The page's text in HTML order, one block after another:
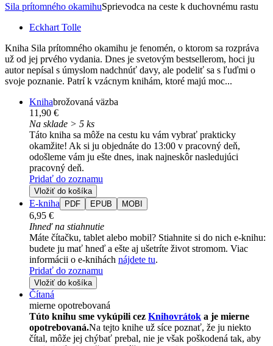
Sila prítomného okamihuSprievodca na ceste k duchovnému rastu
Eckhart Tolle
Kniha Sila prítomného okamihu je fenomén, o ktorom sa rozpráva
už od jej prvého vydania. Dnes je svetovým bestsellerom, hoci ju
autor nepísal s úmyslom nadchnúť davy, ale podeliť sa s ľuďmi o
svoje poznanie. Patrí k vzácnym knihám, ktoré majú moc...
Knihabrožovaná väzba
11,90 €
Na sklade > 5 ks
Táto kniha sa môže na cestu ku vám vybrať prakticky
okamžite! Ak si ju objednáte do 13:00 v pracovný deň,
odošleme vám ju ešte dnes, inak najneskôr nasledujúci
pracovný deň.
Pridať do zoznamu
Vložiť do košíka
E-kniha PDF EPUB MOBI
6,95 €
Ihneď na stiahnutie
Máte čítačku, tablet alebo mobil? Stiahnite si do nich e-knihu:
budete ju mať hneď a ešte aj ušetríte život stromom. Viac
informácii o e-knihách nájdete tu.
Pridať do zoznamu
Vložiť do košíka
Čítaná
mierne opotrebovaná
Túto knihu sme vykúpili cez Knihovrátok a je mierne
opotrebovaná.Na tejto knihe už síce poznať, že ju niekto
čítal, môže jej chýbať prebal, nie je však poškodená tak, aby